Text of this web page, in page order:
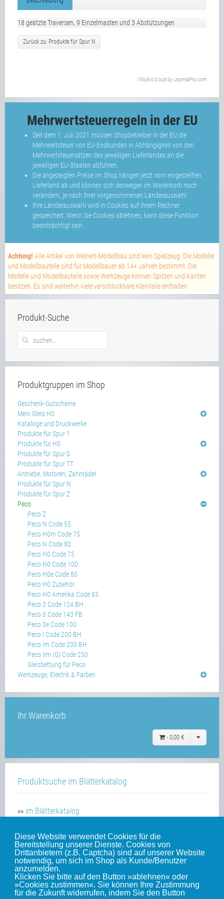
Diese Website verwendet Cookies für die
Bereitstellung unserer Dienste. Cookies von
Drittanbietern (z.B. Captcha) sind auf unserer Website
notwendig, um sich im Shop als Kunde/Benutzer
anzumelden.
Klicken Sie bitte auf den Button »ablehnen« oder
»Cookies zustimmen«. Sie können Ihre Zustimmung
für die Zukunft widerrufen, indem Sie den Button
18 geätzte Traversen, 9 Einzelmasten und 3 Abstützungen
Zurück zu: Produkte für Spur N
VMuikit is built by JoomlaPro.com
Mehrwertsteuerregeln in der EU
Seit dem 1. Juli 2021 müssen Shopbetreiber in der EU die
Mehrwertsteuer von EU-Endkunden in Abhängigkeit von den
Mehrwertsteuersätzen des jeweiligen Lieferlandes an die
jeweiligen EU-Staaten abführen.
Die angezeigten Preise im Shop hängen jetzt vom eingestellten
Lieferland ab und können sich deswegen im Warenkorb noch
verändern, je nach Ihrer vorgenommenen Länderauswahl.
Ihre Länderauswahl wird in Cookies auf Ihrem Rechner
gespeichert. Wenn Sie Cookies ablehnen, kann diese Funktion
beeinträchtigt sein.
Achtung! Alle Artikel von Weinert-Modellbau sind kein Spielzeug. Die Modelle
und Modellbauteile sind für Modellbauer ab 14+ Jahren bestimmt. Die
Modelle und Modellbauteile sowie Werkzeuge können Spitzen und Kanten
besitzen. Es sind weiterhin viele verschluckbare Kleinteile enthalten.
Produkt-Suche
Produktgruppen im Shop
Geschenk-Gutscheine
Mein Gleis H0
Kataloge und Druckwerke
Produkte für Spur 1
Produkte für H0
Produkte für Spur 0
Produkte für Spur TT
Antriebe, Motoren, Zahnräder
Produkte für Spur N
Produkte für Spur Z
Peco
Peco Z
Peco N Code 55
Peco H0m Code 75
Peco N Code 80
Peco H0 Code 75
Peco H0 Code 100
Peco H0e Code 80
Peco H0 Zubehör
Peco H0 Amerika Code 83
Peco 0 Code 124 BH
Peco 0 Code 143 FB
Peco 0e Code 100
Peco I Code 200 BH
Peco Im Code 200 BH
Peco IIm (G) Code 250
Gleisbettung für Peco
Werkzeuge, Elektrik & Farben
Ihr Warenkorb
- 0,00 €
Produktsuche im Blätterkatalog
»» im Blätterkatalog
Unsere weiteren Websites
Weinert-Blog
mein Gleis